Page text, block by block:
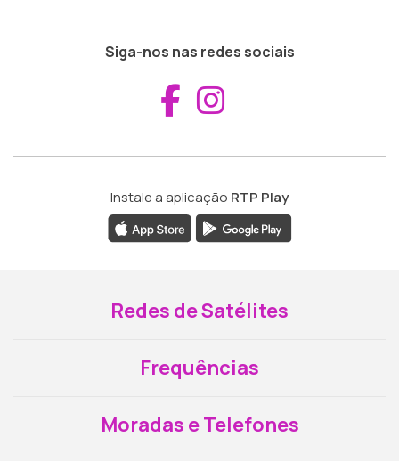
Siga-nos nas redes sociais
Aceder ao
Instale a aplicação RTP Play
Redes de Satélites
Frequências
Moradas e Telefones